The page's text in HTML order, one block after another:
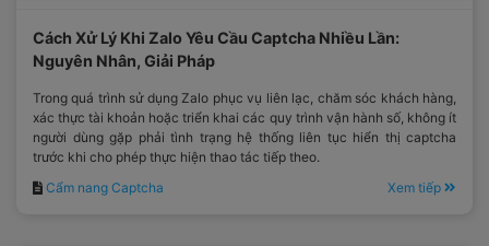
Cách Xử Lý Khi Zalo Yêu Cầu Captcha Nhiều Lần:
Nguyên Nhân, Giải Pháp
Trong quá trình sử dụng Zalo phục vụ liên lạc, chăm sóc khách hàng,
xác thực tài khoản hoặc triển khai các quy trình vận hành số, không ít
người dùng gặp phải tình trạng hệ thống liên tục hiển thị captcha
trước khi cho phép thực hiện thao tác tiếp theo.
Cẩm nang Captcha
Xem tiếp